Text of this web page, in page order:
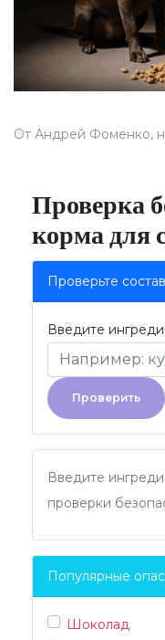
От Андрей Фоменко,
Проверка
корма для
Проверьте
Введите
Проверить
Введите
проверки
Популярные
Шоколад